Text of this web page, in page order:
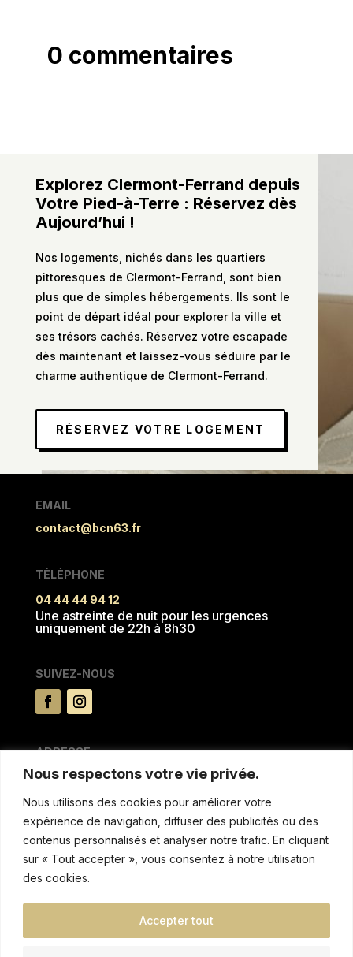
Nous respectons votre vie privée.
Nous utilisons des cookies pour améliorer votre
expérience de navigation, diffuser des publicités ou des
contenus personnalisés et analyser notre trafic. En cliquant
sur « Tout accepter », vous consentez à notre utilisation
des cookies.
Accepter tout
0 commentaires
Explorez Clermont-Ferrand depuis
Votre Pied-à-Terre : Réservez dès
Aujourd’hui !
Nos logements, nichés dans les quartiers
pittoresques de Clermont-Ferrand, sont bien
plus que de simples hébergements. Ils sont le
point de départ idéal pour explorer la ville et
ses trésors cachés. Réservez votre escapade
dès maintenant et laissez-vous séduire par le
charme authentique de Clermont-Ferrand.
RÉSERVEZ VOTRE LOGEMENT
EMAIL
contact@bcn63.fr
TÉLÉPHONE
04 44 44 94 12
Une astreinte de nuit pour les urgences
uniquement de 22h à 8h30
SUIVEZ-NOUS
ADRESSE
15 rue du Pré la reine
63100 CLERMONT FERRAND
MENTIONS & AUTRES
Politique de confidentialitée
Conditions de location
Réglement intèrieur et tarifs de non respect